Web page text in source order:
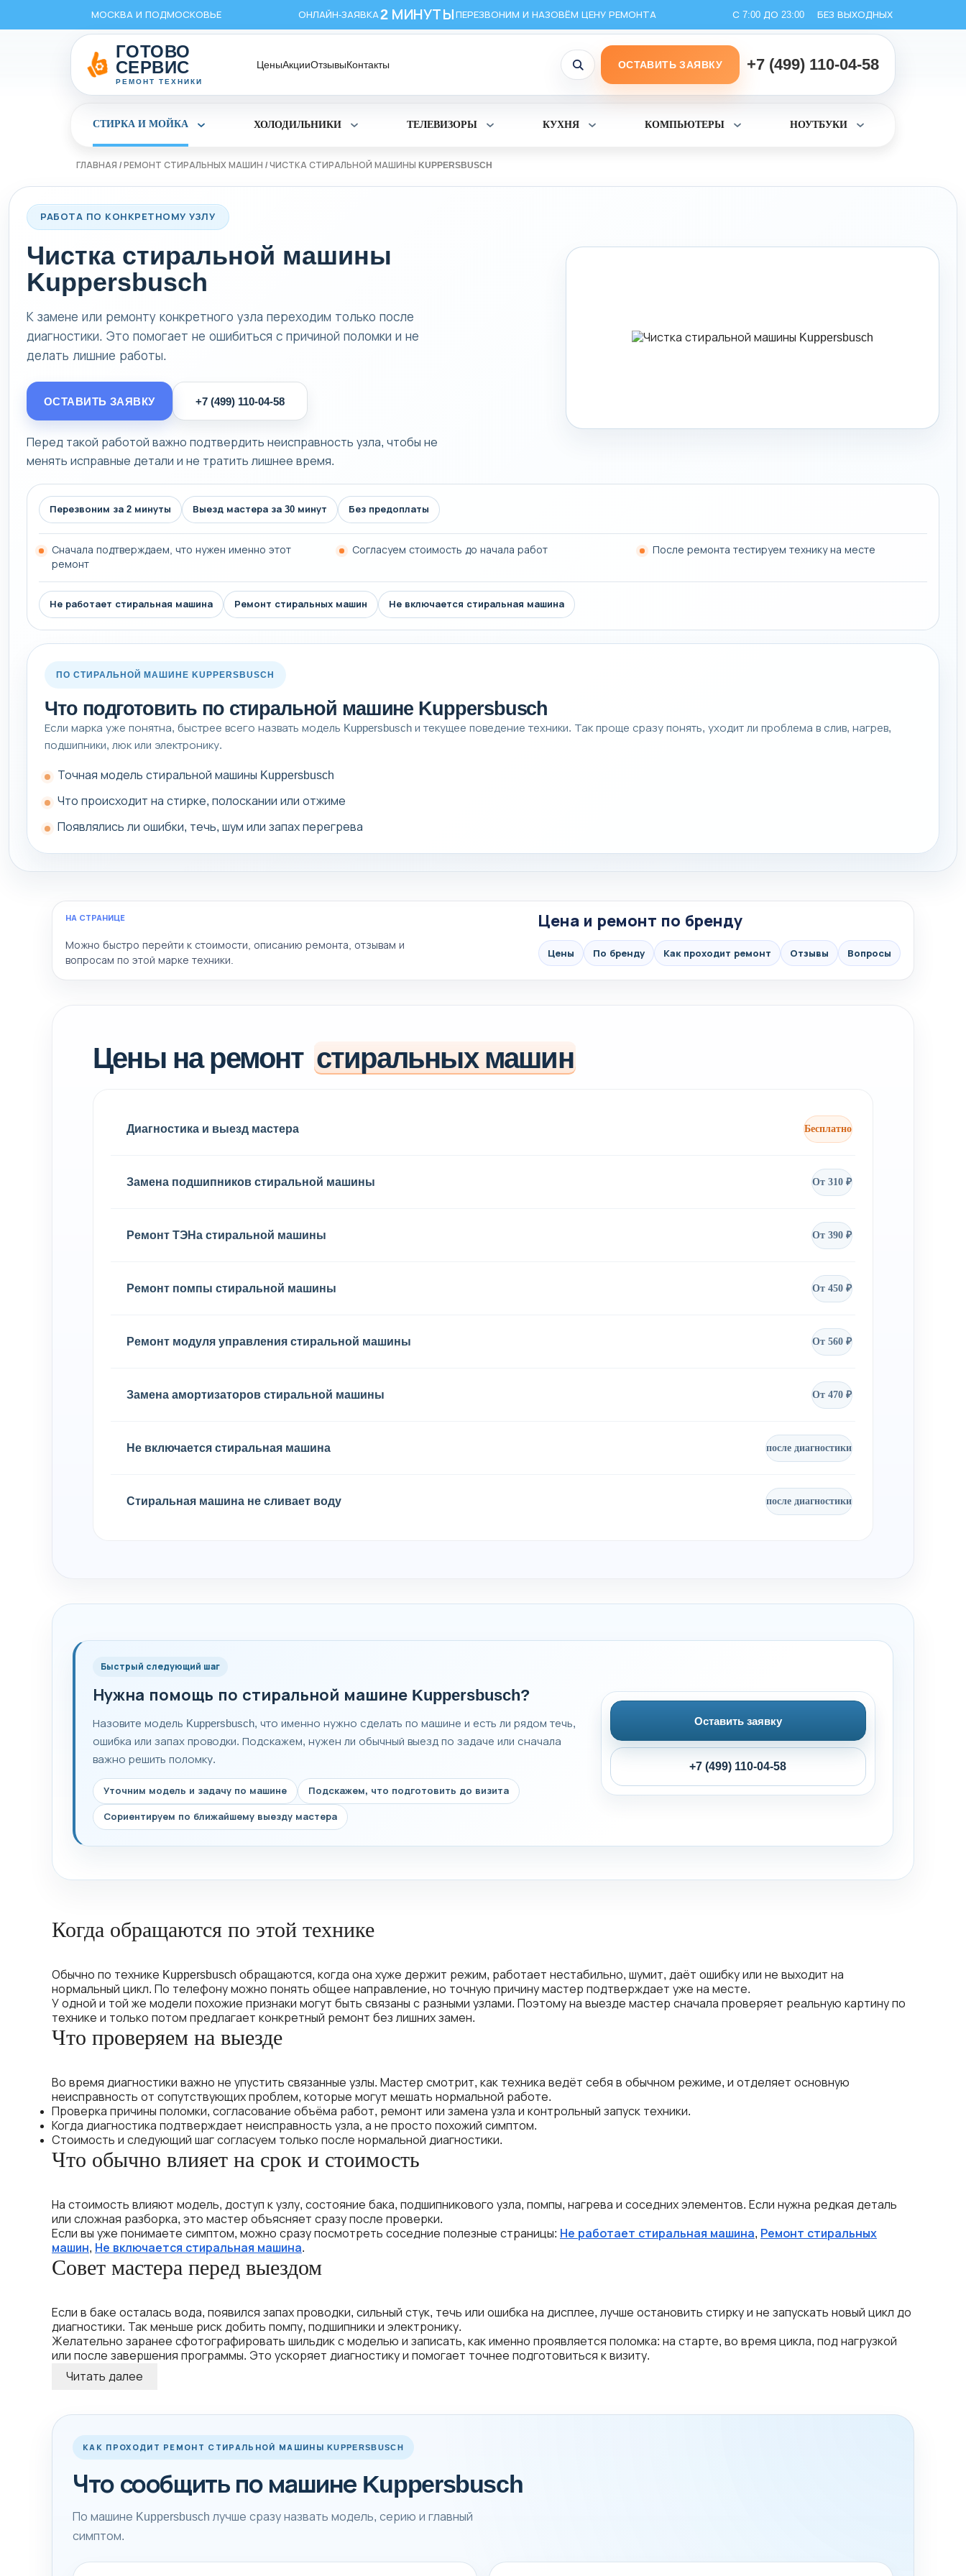
МОСКВА И ПОДМОСКОВЬЕ ОНЛАЙН-ЗАЯВКА2 МИНУТЫ ПЕРЕЗВОНИМ И НАЗОВЁМ ЦЕНУ РЕМОНТА С 7:00 ДО 23:00 БЕЗ ВЫХОДНЫХ
ГОТОВО
СЕРВИС
РЕМОНТ ТЕХНИКИ
ЦеныАкцииОтзывыКонтакты ОСТАВИТЬ ЗАЯВКУ +7 (499) 110-04-58
СТИРКА И МОЙКА
Раскрыть
и
ХОЛОДИЛЬНИКИ
Раскрыть ТЕЛЕВИЗОРЫ
Раскрыть КУХНЯ
Раскрыть КОМПЬЮТЕРЫ
Раскрыть НОУТБУКИ
Раскрыть
ГЛАВНАЯ / РЕМОНТ СТИРАЛЬНЫХ МАШИН / ЧИСТКА СТИРАЛЬНОЙ МАШИНЫ KUPPERSBUSCH
РАБОТА ПО КОНКРЕТНОМУ УЗЛУ
Чистка стиральной машины
Kuppersbusch
К замене или ремонту конкретного узла переходим только после
диагностики. Это помогает не ошибиться с причиной поломки и не
делать лишние работы.
ОСТАВИТЬ ЗАЯВКУ +7 (499) 110-04-58
Перед такой работой важно подтвердить неисправность узла, чтобы не
менять исправные детали и не тратить лишнее время.
Перезвоним за 2 минуты Выезд мастера за 30 минут Без предоплаты
Сначала подтверждаем, что нужен именно этот
ремонт
Согласуем стоимость до начала работ После ремонта тестируем технику на месте
Не работает стиральная машина Ремонт стиральных машин Не включается стиральная машина
ПО СТИРАЛЬНОЙ МАШИНЕ KUPPERSBUSCH
Что подготовить по стиральной машине Kuppersbusch
Если марка уже понятна, быстрее всего назвать модель Kuppersbusch и текущее поведение техники. Так проще сразу понять, уходит ли проблема в слив, нагрев,
подшипники, люк или электронику.
Точная модель стиральной машины Kuppersbusch
Что происходит на стирке, полоскании или отжиме
Появлялись ли ошибки, течь, шум или запах перегрева
НА СТРАНИЦЕ Цена и ремонт по бренду
Можно быстро перейти к стоимости, описанию ремонта, отзывам и
вопросам по этой марке техники.
Цены По бренду Как проходит ремонт Отзывы Вопросы
Цены на ремонт стиральных машин
Диагностика и выезд мастера Бесплатно
Замена подшипников стиральной машины От 310 ₽
Ремонт ТЭНа стиральной машины От 390 ₽
Ремонт помпы стиральной машины От 450 ₽
Ремонт модуля управления стиральной машины От 560 ₽
Замена амортизаторов стиральной машины От 470 ₽
Не включается стиральная машина после диагностики
Стиральная машина не сливает воду после диагностики
Быстрый следующий шаг
Нужна помощь по стиральной машине Kuppersbusch?
Назовите модель Kuppersbusch, что именно нужно сделать по машине и есть ли рядом течь,
ошибка или запах проводки. Подскажем, нужен ли обычный выезд по задаче или сначала
важно решить поломку.
Уточним модель и задачу по машине Подскажем, что подготовить до визита
Сориентируем по ближайшему выезду мастера
Оставить заявку
+7 (499) 110-04-58
Когда обращаются по этой технике
Обычно по технике Kuppersbusch обращаются, когда она хуже держит режим, работает нестабильно, шумит, даёт ошибку или не выходит на
нормальный цикл. По телефону можно понять общее направление, но точную причину мастер подтверждает уже на месте.
У одной и той же модели похожие признаки могут быть связаны с разными узлами. Поэтому на выезде мастер сначала проверяет реальную картину по
технике и только потом предлагает конкретный ремонт без лишних замен.
Что проверяем на выезде
Во время диагностики важно не упустить связанные узлы. Мастер смотрит, как техника ведёт себя в обычном режиме, и отделяет основную
неисправность от сопутствующих проблем, которые могут мешать нормальной работе.
Проверка причины поломки, согласование объёма работ, ремонт или замена узла и контрольный запуск техники.
Когда диагностика подтверждает неисправность узла, а не просто похожий симптом.
Стоимость и следующий шаг согласуем только после нормальной диагностики.
Что обычно влияет на срок и стоимость
На стоимость влияют модель, доступ к узлу, состояние бака, подшипникового узла, помпы, нагрева и соседних элементов. Если нужна редкая деталь
или сложная разборка, это мастер объясняет сразу после проверки.
Если вы уже понимаете симптом, можно сразу посмотреть соседние полезные страницы: Не работает стиральная машина, Ремонт стиральных
машин, Не включается стиральная машина.
Совет мастера перед выездом
Если в баке осталась вода, появился запах проводки, сильный стук, течь или ошибка на дисплее, лучше остановить стирку и не запускать новый цикл до
диагностики. Так меньше риск добить помпу, подшипники и электронику.
Желательно заранее сфотографировать шильдик с моделью и записать, как именно проявляется поломка: на старте, во время цикла, под нагрузкой
или после завершения программы. Это ускоряет диагностику и помогает точнее подготовиться к визиту.
Читать далее
КАК ПРОХОДИТ РЕМОНТ СТИРАЛЬНОЙ МАШИНЫ KUPPERSBUSCH
Что сообщить по машине Kuppersbusch
По машине Kuppersbusch лучше сразу назвать модель, серию и главный
симптом.